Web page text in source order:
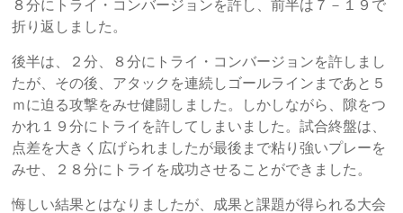
８分にトライ・コンバージョンを許し、前半は７－１９で
折り返しました。
後半は、２分、８分にトライ・コンバージョンを許しまし
たが、その後、アタックを連続しゴールラインまであと５
ｍに迫る攻撃をみせ健闘しました。しかしながら、隙をつ
かれ１９分にトライを許してしまいました。試合終盤は、
点差を大きく広げられましたが最後まで粘り強いプレーを
みせ、２８分にトライを成功させることができました。
悔しい結果とはなりましたが、成果と課題が得られる大会